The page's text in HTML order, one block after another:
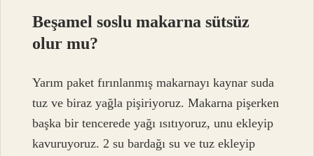
Beşamel soslu makarna sütsüz
olur mu?
Yarım paket fırınlanmış makarnayı kaynar suda
tuz ve biraz yağla pişiriyoruz. Makarna pişerken
başka bir tencerede yağı ısıtıyoruz, unu ekleyip
kavuruyoruz. 2 su bardağı su ve tuz ekleyip